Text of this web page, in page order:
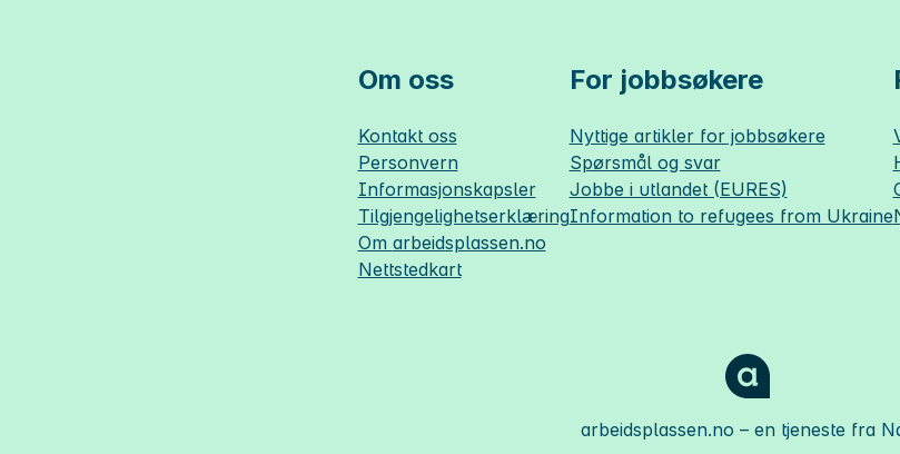
Om oss
Kontakt oss
Personvern
Informasjonskapsler
Tilgjengelighetserklæring
Om arbeidsplassen.no
Nettstedkart
For jobbsøkere
Nyttige artikler for jobbsøkere
Spørsmål og svar
Jobbe i utlandet (EURES)
Information to refugees from Ukraine
arbeidsplassen.no – en tjeneste fra